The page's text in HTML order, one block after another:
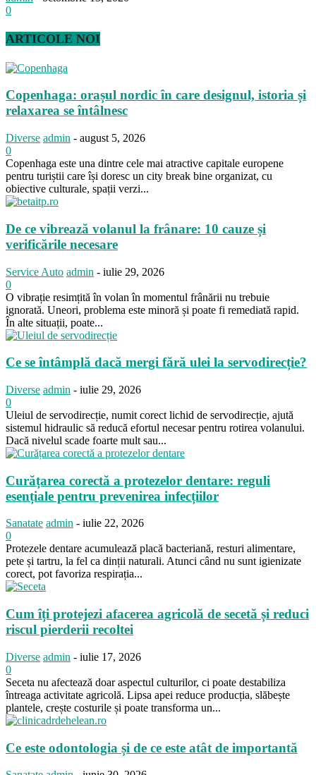
0
ARTICOLE NOI
Copenhaga: orașul nordic în care designul, istoria și
relaxarea se întâlnesc
Diverse admin - august 5, 2026
0
Copenhaga este una dintre cele mai atractive capitale europene
pentru turiștii care își doresc un city break bine organizat, cu
obiective culturale, spații verzi...
De ce vibrează volanul la frânare: 10 cauze și
verificările necesare
Service Auto admin - iulie 29, 2026
0
O vibrație resimțită în volan în momentul frânării nu trebuie
ignorată. Uneori, problema este minoră și poate fi remediată rapid.
În alte situații, poate...
Ce se întâmplă dacă mergi fără ulei la servodirecție?
Diverse admin - iulie 29, 2026
0
Uleiul de servodirecție, numit corect lichid de servodirecție, ajută
sistemul hidraulic să reducă efortul necesar pentru rotirea volanului.
Dacă nivelul scade foarte mult sau...
Curățarea corectă a protezelor dentare: reguli
esențiale pentru prevenirea infecțiilor
Sanatate admin - iulie 22, 2026
0
Protezele dentare acumulează placă bacteriană, resturi alimentare,
pete și tartru, la fel ca dinții naturali. Atunci când nu sunt igienizate
corect, pot favoriza respirația...
Cum îți protejezi afacerea agricolă de secetă și reduci
riscul pierderii recoltei
Diverse admin - iulie 17, 2026
0
Seceta nu afectează doar aspectul culturilor, ci poate destabiliza
întreaga activitate agricolă. Lipsa apei reduce producția, slăbește
plantele, crește costurile și poate transforma un...
Ce este odontologia și de ce este atât de importantă